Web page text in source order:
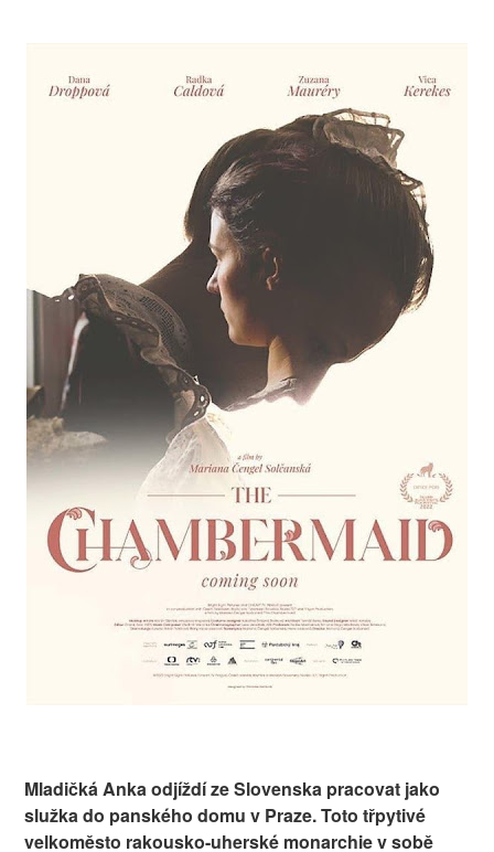
Mladičká Anka odjíždí ze Slovenska pracovat jako
služka do panského domu v Praze. Toto třpytivé
velkoměsto rakousko-uherské monarchie v sobě